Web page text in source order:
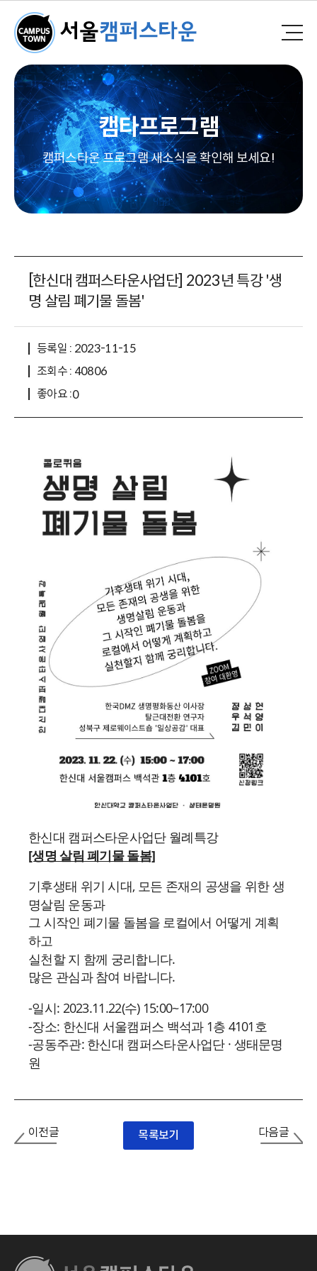
캠타프로그램
캠퍼스타운 프로그램 새소식을 확인해 보세요!
[한신대 캠퍼스타운사업단] 2023년 특강 '생
명 살림 폐기물 돌봄'
등록일 : 2023-11-15
조회수 : 40806
좋아요 :0
한신대 캠퍼스타운사업단 월례특강
[생명 살림 폐기물 돌봄]
기후생태 위기 시대, 모든 존재의 공생을 위한 생
명살림 운동과
그 시작인 폐기물 돌봄을 로컬에서 어떻게 계획
하고
실천할 지 함께 궁리합니다.
많은 관심과 참여 바랍니다.
-일시: 2023.11.22(수) 15:00~17:00
-장소: 한신대 서울캠퍼스 백석과 1층 4101호
-공동주관: 한신대 캠퍼스타운사업단 · 생태문명
원
이전글 목록보기 다음글